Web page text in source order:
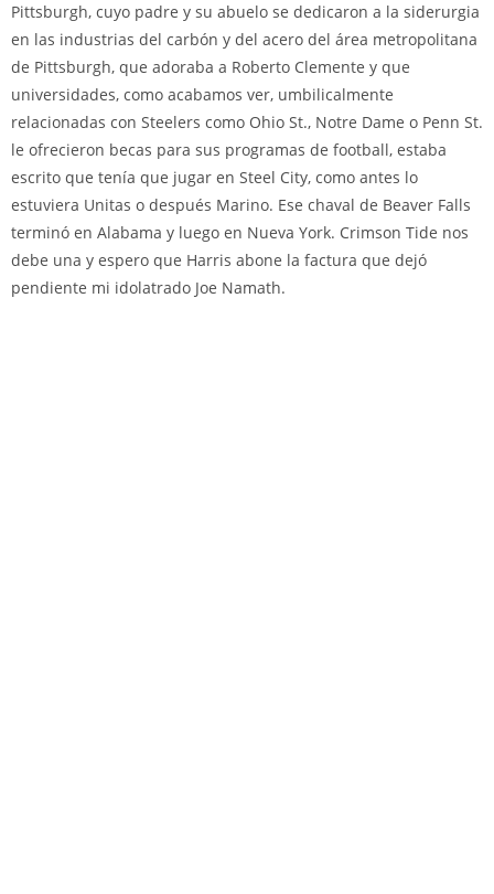
Pittsburgh, cuyo padre y su abuelo se dedicaron a la siderurgia
en las industrias del carbón y del acero del área metropolitana
de Pittsburgh, que adoraba a Roberto Clemente y que
universidades, como acabamos ver, umbilicalmente
relacionadas con Steelers como Ohio St., Notre Dame o Penn St.
le ofrecieron becas para sus programas de football, estaba
escrito que tenía que jugar en Steel City, como antes lo
estuviera Unitas o después Marino. Ese chaval de Beaver Falls
terminó en Alabama y luego en Nueva York. Crimson Tide nos
debe una y espero que Harris abone la factura que dejó
pendiente mi idolatrado Joe Namath.